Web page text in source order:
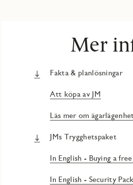
Mer
Fakta & planlösningar
Att köpa av JM
Läs mer om
JMs Trygghetspaket
In English - Buying a
In English - Security